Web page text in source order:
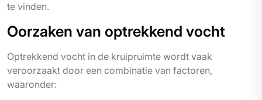
te vinden.
Oorzaken van optrekkend vocht
Optrekkend vocht in de kruipruimte wordt vaak
veroorzaakt door een combinatie van factoren,
waaronder: